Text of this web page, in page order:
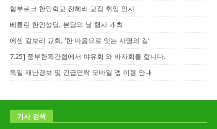
함부르크 한인학교 전혜리 교장 취임 인사
베를린 한인성당, 본당의 날 행사 개최
에센 갈보리 교회, ‘한 마음으로 잇는 사명의 길’
7.25] 중부한독간협에서 야유회 와 바자회를 합니다.
독일 재난경보 및 긴급연락 모바일 앱 이용 안내
기사 검색